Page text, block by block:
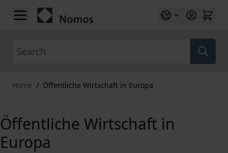
Skip to Content
Home / Öffentliche Wirtschaft in Europa
Öffentliche Wirtschaft in
Europa